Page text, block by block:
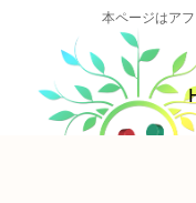
本ページはア